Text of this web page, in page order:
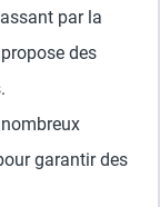
par la
des
garantir des